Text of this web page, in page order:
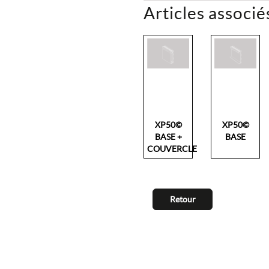
Articles
XP50©
BASE +
COUVERCLE
XP50©
BASE
Retour